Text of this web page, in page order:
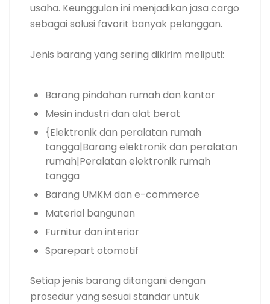
usaha. Keunggulan ini menjadikan jasa cargo
sebagai solusi favorit banyak pelanggan.
Jenis barang yang sering dikirim meliputi:
Barang pindahan rumah dan kantor
Mesin industri dan alat berat
{Elektronik dan peralatan rumah
tangga|Barang elektronik dan peralatan
rumah|Peralatan elektronik rumah
tangga
Barang UMKM dan e-commerce
Material bangunan
Furnitur dan interior
Sparepart otomotif
Setiap jenis barang ditangani dengan
prosedur yang sesuai standar untuk